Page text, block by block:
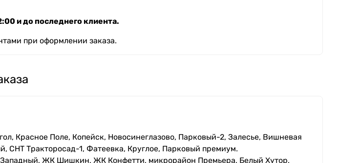
и до последнего клиента.
при оформлении заказа.
Красное Поле, Копейск, Новосинеглазово, Парковый-2, Залесье, Вишневая
СНТ Тракторосад-1, Фатеевка, Круглое, Парковый премиум.
ЖК Шишкин, ЖК Конфетти, микрорайон Премьера, Белый Хутор,